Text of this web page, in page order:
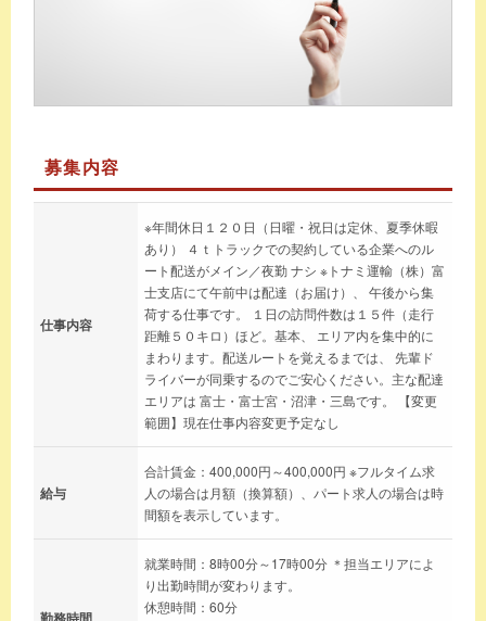
募集内容
仕事内容
※年間休日１２０日（日曜・祝日は定休、夏季休暇
あり） ４ｔトラックでの契約している企業へのル
ート配送がメイン／夜勤 ナシ ※トナミ運輸（株）富
士支店にて午前中は配達（お届け）、 午後から集
荷する仕事です。 １日の訪問件数は１５件（走行
距離５０キロ）ほど。基本、 エリア内を集中的に
まわります。配送ルートを覚えるまでは、 先輩ド
ライバーが同乗するのでご安心ください。主な配達
エリアは 富士・富士宮・沼津・三島です。 【変更
範囲】現在仕事内容変更予定なし
給与
合計賃金：400,000円～400,000円 ※フルタイム求
人の場合は月額（換算額）、パート求人の場合は時
間額を表示しています。
就業時間：8時00分～17時00分 ＊担当エリアによ
り出勤時間が変わります。
休憩時間：60分